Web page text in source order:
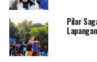
Pilar